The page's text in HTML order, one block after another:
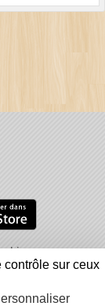
inapproprié
Connexion
contrôle sur ceux